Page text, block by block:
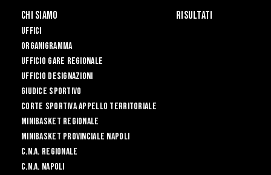
Chi Siamo
Uffici
Organigramma
Ufficio Gare Regionale
Ufficio Designazioni
Giudice Sportivo
Corte Sportiva Appello Territoriale
Minibasket Regionale
Minibasket Provinciale Napoli
C.N.A. Regionale
C.N.A. Napoli
Risultati